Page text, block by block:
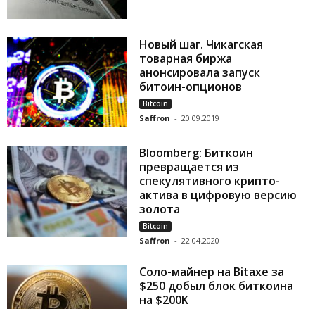
Новый шаг. Чикагская
товарная биржа
анонсировала запуск
битоин-опционов
Bitcoin
Saffron - 20.09.2019
Bloomberg: Биткоин
превращается из
спекулятивного крипто-
актива в цифровую версию
золота
Bitcoin
Saffron - 22.04.2020
Соло-майнер на Bitaxe за
$250 добыл блок биткоина
на $200K